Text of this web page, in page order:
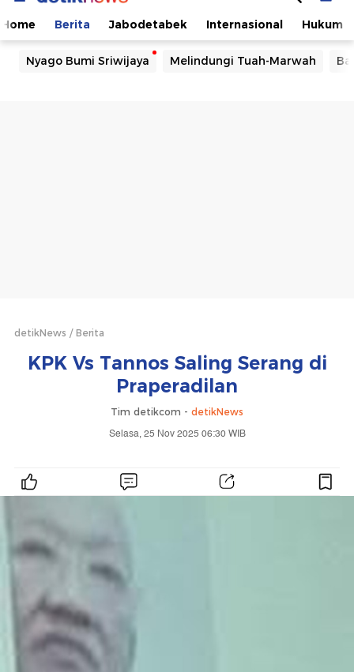
Home Berita Jabodetabek Internasional Hukum
Nyago Bumi Sriwijaya Melindungi Tuah-Marwah
detikNews Berita
KPK Vs Tannos Saling Serang di
Praperadilan
Tim detikcom - detikNews
Selasa, 25 Nov 2025 06:30 WIB